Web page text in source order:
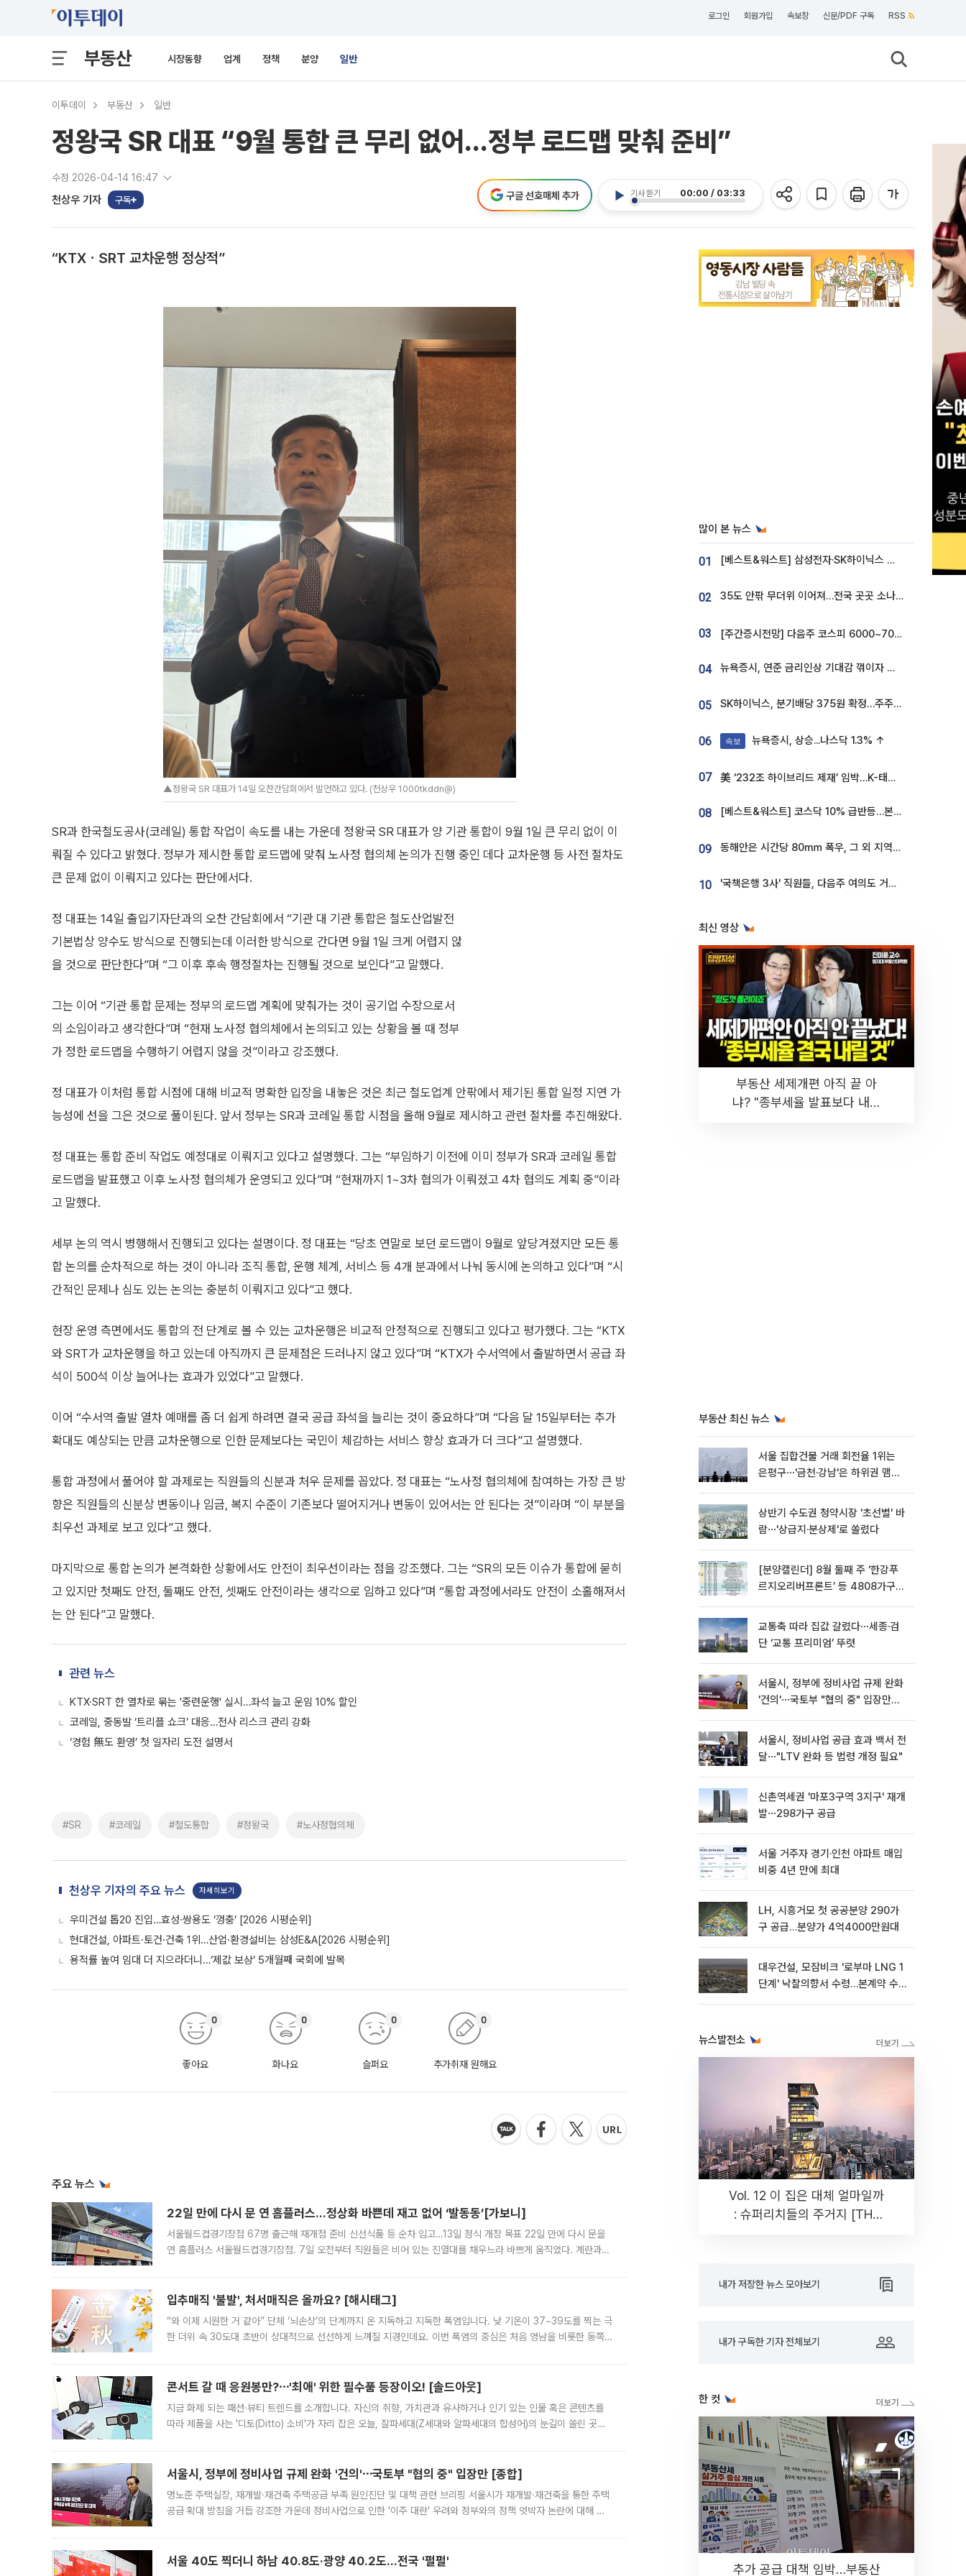
로그인 회원가입 속보창 신문/PDF 구독 RSS
부동산 시장동향 업계 정책 분양 일반
이투데이 부동산 일반
정왕국 SR 대표 “9월 통합 큰 무리 없어…정부 로드맵 맞춰 준비”
수정 2026-04-14 16:47
천상우 기자 구독
기사 듣기 00:00 / 03:33
구글 선호매체 추가
“KTXㆍSRT 교차운행 정상적”
▲정왕국 SR 대표가 14일 오찬간담회에서 발언하고 있다. (천상우 1000tkddn@)
SR과 한국철도공사(코레일) 통합 작업이 속도를 내는 가운데 정왕국 SR 대표가 양 기관 통합이 9월 1일 큰 무리 없이 이
뤄질 수 있다고 밝혔다. 정부가 제시한 통합 로드맵에 맞춰 노사정 협의체 논의가 진행 중인 데다 교차운행 등 사전 절차도
큰 문제 없이 이뤄지고 있다는 판단에서다.
정 대표는 14일 출입기자단과의 오찬 간담회에서 “기관 대 기관 통합은 철도산업발전
기본법상 양수도 방식으로 진행되는데 이러한 방식으로 간다면 9월 1일 크게 어렵지 않
을 것으로 판단한다”며 “그 이후 후속 행정절차는 진행될 것으로 보인다”고 말했다.
그는 이어 “기관 통합 문제는 정부의 로드맵 계획에 맞춰가는 것이 공기업 수장으로서
의 소임이라고 생각한다”며 “현재 노사정 협의체에서 논의되고 있는 상황을 볼 때 정부
가 정한 로드맵을 수행하기 어렵지 않을 것”이라고 강조했다.
정 대표가 이처럼 통합 시점에 대해 비교적 명확한 입장을 내놓은 것은 최근 철도업계 안팎에서 제기된 통합 일정 지연 가
능성에 선을 그은 것으로 풀이된다. 앞서 정부는 SR과 코레일 통합 시점을 올해 9월로 제시하고 관련 절차를 추진해왔다.
정 대표는 통합 준비 작업도 예정대로 이뤄지고 있다고 설명했다. 그는 “부임하기 이전에 이미 정부가 SR과 코레일 통합
로드맵을 발표했고 이후 노사정 협의체가 운영되고 있다”며 “현재까지 1~3차 협의가 이뤄졌고 4차 협의도 계획 중”이라
고 말했다.
세부 논의 역시 병행해서 진행되고 있다는 설명이다. 정 대표는 “당초 연말로 보던 로드맵이 9월로 앞당겨졌지만 모든 통
합 논의를 순차적으로 하는 것이 아니라 조직 통합, 운행 체계, 서비스 등 4개 분과에서 나눠 동시에 논의하고 있다”며 “시
간적인 문제나 심도 있는 논의는 충분히 이뤄지고 있다”고 했다.
현장 운영 측면에서도 통합의 전 단계로 볼 수 있는 교차운행은 비교적 안정적으로 진행되고 있다고 평가했다. 그는 “KTX
와 SRT가 교차운행을 하고 있는데 아직까지 큰 문제점은 드러나지 않고 있다”며 “KTX가 수서역에서 출발하면서 공급 좌
석이 500석 이상 늘어나는 효과가 있었다”고 말했다.
이어 “수서역 출발 열차 예매를 좀 더 쉽게 하려면 결국 공급 좌석을 늘리는 것이 중요하다”며 “다음 달 15일부터는 추가
확대도 예상되는 만큼 교차운행으로 인한 문제보다는 국민이 체감하는 서비스 향상 효과가 더 크다”고 설명했다.
통합 과정에서 풀어야 할 과제로는 직원들의 신분과 처우 문제를 꼽았다. 정 대표는 “노사정 협의체에 참여하는 가장 큰 방
향은 직원들의 신분상 변동이나 임금, 복지 수준이 기존보다 떨어지거나 변동이 있어서는 안 된다는 것”이라며 “이 부분을
최우선 과제로 보고 있다”고 했다.
마지막으로 통합 논의가 본격화한 상황에서도 안전이 최우선이라는 점을 강조했다. 그는 “SR의 모든 이슈가 통합에 묻히
고 있지만 첫째도 안전, 둘째도 안전, 셋째도 안전이라는 생각으로 임하고 있다”며 “통합 과정에서라도 안전이 소홀해져서
는 안 된다”고 말했다.
관련 뉴스
KTX·SRT 한 열차로 묶는 '중련운행' 실시…좌석 늘고 운임 10% 할인
코레일, 중동발 ‘트리플 쇼크’ 대응…전사 리스크 관리 강화
‘경험 無도 환영’ 첫 일자리 도전 설명서
#SR #코레일 #철도통합 #정왕국 #노사정협의체
천상우 기자의 주요 뉴스 자세히보기
우미건설 톱20 진입…효성·쌍용도 ‘껑충’ [2026 시평순위]
현대건설, 아파트·토건·건축 1위…산업·환경설비는 삼성E&A[2026 시평순위]
용적률 높여 임대 더 지으라더니…‘제값 보상’ 5개월째 국회에 발목
좋아요
0
화나요
0
슬퍼요
0
추가취재 원해요
0
주요 뉴스
22일 만에 다시 문 연 홈플러스…정상화 바쁜데 재고 없어 ‘발동동’[가보니]
서울월드컵경기장점 67명 출근해 재개점 준비 신선식품 등 순차 입고…13일 정식 개장 목표 22일 만에 다시 문을
연 홈플러스 서울월드컵경기장점. 7일 오전부터 직원들은 비어 있는 진열대를 채우느라 바쁘게 움직였다. 계란과
입추매직 '불발', 처서매직은 올까요? [해시태그]
“와 이제 시원한 거 같아” 단체 ‘뇌손상’의 단계까지 온 지독하고 지독한 폭염입니다. 낮 기온이 37~39도를 찍는 극
한 더위 속 30도대 초반이 상대적으로 선선하게 느껴질 지경인데요. 이번 폭염의 중심은 처음 영남을 비롯한 동쪽
콘서트 갈 때 응원봉만?⋯'최애' 위한 필수품 등장이오! [솔드아웃]
지금 화제 되는 패션·뷰티 트렌드를 소개합니다. 자신의 취향, 가치관과 유사하거나 인기 있는 인물 혹은 콘텐츠를
따라 제품을 사는 '디토(Ditto) 소비'가 자리 잡은 오늘, 잘파세대(Z세대와 알파세대의 합성어)의 눈길이 쏠린 곳은
서울시, 정부에 정비사업 규제 완화 '건의'⋯국토부 "협의 중" 입장만 [종합]
명노준 주택실장, 재개발·재건축 주택공급 부족 원인진단 및 대책 관련 브리핑 서울시가 재개발·재건축을 통한 주택
공급 확대 방침을 거듭 강조한 가운데 정비사업으로 인한 '이주 대란' 우려와 정부와의 정책 엇박자 논란에 대해 정
서울 40도 찍더니 하남 40.8도·광양 40.2도…전국 '펄펄'
많이 본 뉴스
01 [베스트&워스트] 삼성전자·SK하이닉스 밀린 한 주…상상인증권은 85% 급등
02 35도 안팎 무더위 이어져…전국 곳곳 소나기 [오늘 날씨]
03 [주간증시전망] 다음주 코스피 6000~7000⋯“外人 수급은 정책이 변수”
04 뉴욕증시, 연준 금리인상 기대감 꺾이자 상승...S&P500 사상 최고치 [종합]
05 SK하이닉스, 분기배당 375원 확정…주주환원책 9월로 앞당겨 발표
06 속보 뉴욕증시, 상승...나스닥 1.3% ↑
07 美 ‘232조 하이브리드 제재’ 임박…K-태양광, 불확실성 털고 날개 다나
08 [베스트&워스트] 코스닥 10% 급반등…본느, 최대주주 변경 기대에 270% 폭등
09 동해안은 시간당 80㎜ 폭우, 그 외 지역은 폭염…‘극과 극 날씨’
10 '국책은행 3사' 직원들, 다음주 여의도 거리 나서는 까닭은
최신 영상
부동산 세제개편 아직 끝 아
냐? "종부세율 발표보다 내릴
부동산 최신 뉴스
서울 집합건물 거래 회전율 1위는
은평구⋯'금천·강남'은 하위권 맴돌
상반기 수도권 청약시장 '초선별' 바
람⋯'상급지·분상제'로 쏠렸다
[분양캘린더] 8월 둘째 주 ‘한강푸
르지오리버프론트’ 등 4808가구
교통축 따라 집값 갈렸다⋯세종·검
단 ‘교통 프리미엄’ 뚜렷
서울시, 정부에 정비사업 규제 완화
'건의'⋯국토부 "협의 중" 입장만
서울시, 정비사업 공급 효과 백서 전
달⋯"LTV 완화 등 법령 개정 필요"
신촌역세권 '마포3구역 3지구' 재개
발⋯298가구 공급
서울 거주자 경기·인천 아파트 매입
비중 4년 만에 최대
LH, 시흥거모 첫 공공분양 290가
구 공급…분양가 4억4000만원대
대우건설, 모잠비크 '로부마 LNG 1
단계' 낙찰의향서 수령…본계약 수
뉴스발전소
Vol. 12 이 집은 대체 얼마일까
: 슈퍼리치들의 주거지 [THE
내가 저장한 뉴스 모아보기
내가 구독한 기자 전체보기
한 컷
추가 공급 대책 임박…부동산